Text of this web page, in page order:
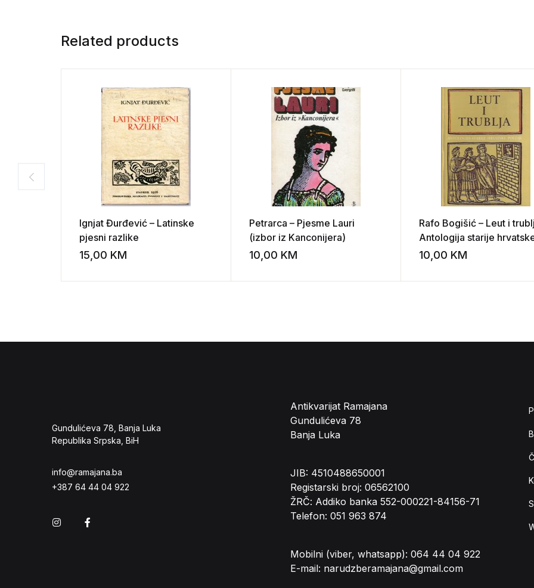
Related products
Ignjat Đurđević – Latinske
pjesni razlike
15,00 KM Add to wishlist
Petrarca – Pjesme Lauri
(izbor iz Kanconijera)
10,00 KM Add to wishlist
Rafo Bogišić – Leut i
Antologija starije
poezije
10,00 KM
Gundulićeva 78, Banja Luka
Republika Srpska, BiH
info@ramajana.ba
+387 64 44 04 922
Instagram
Antikvarijat Ramajana
Gundulićeva 78
Banja Luka
JIB: 4510488650001
Registarski broj: 06562100
ŽRČ: Addiko banka 552-000221-84156-71
Telefon: 051 963 874
Mobilni (viber, whatsapp): 064 44 04 922
E-mail: narudzberamajana@gmail.com